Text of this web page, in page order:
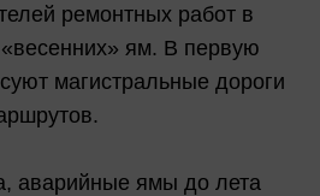
ремонтных работ в
ям. В первую
магистральные дороги
аварийные ямы до лета